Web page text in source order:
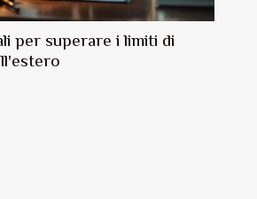
per superare i limiti di